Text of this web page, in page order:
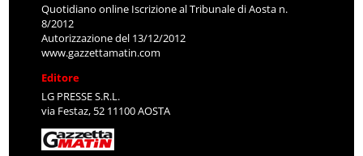
Quotidiano online Iscrizione al Tribunale di Aosta n.
8/2012
Autorizzazione del 13/12/2012
www.gazzettamatin.com
Editore
LG PRESSE S.R.L.
via Festaz, 52 11100 AOSTA